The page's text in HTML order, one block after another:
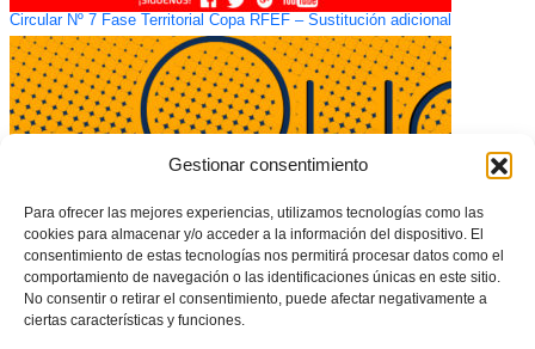
Gestionar consentimiento
Para ofrecer las mejores experiencias, utilizamos tecnologías como las
cookies para almacenar y/o acceder a la información del dispositivo. El
consentimiento de estas tecnologías nos permitirá procesar datos como el
comportamiento de navegación o las identificaciones únicas en este sitio.
No consentir o retirar el consentimiento, puede afectar negativamente a
ciertas características y funciones.
Circular Nº 7 Fase Territorial Copa RFEF – Sustitución adicional
Ganar sí, pero sin humillar